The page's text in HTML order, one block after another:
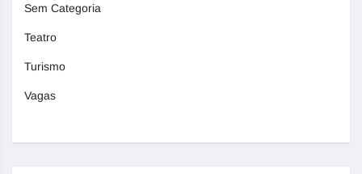
Sem Categoria
Teatro
Turismo
Vagas